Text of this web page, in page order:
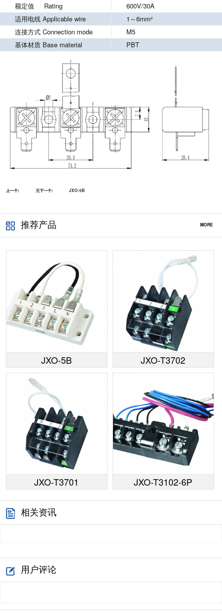
额定值 Rating
600V/30A
适用电线 Applicable wire
1～6mm²
连接方式 Connection mode
M5
基体材质 Base material
PBT
上一个: 无下一个: JXO-5B
推荐产品 MORE
JXO-5B JXO-T3702
JXO-T3701 JXO-T3102-6P
相关资讯
用户评论